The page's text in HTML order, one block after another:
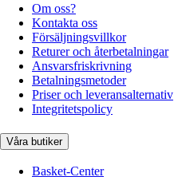
Om oss?
Kontakta oss
Försäljningsvillkor
Returer och återbetalningar
Ansvarsfriskrivning
Betalningsmetoder
Priser och leveransalternativ
Integritetspolicy
Våra butiker
Basket-Center